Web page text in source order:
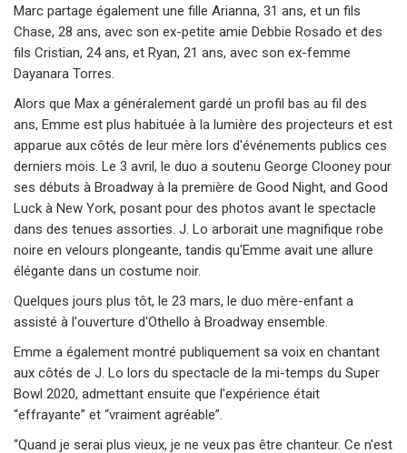
Marc partage également une fille Arianna, 31 ans, et un fils
Chase, 28 ans, avec son ex-petite amie Debbie Rosado et des
fils Cristian, 24 ans, et Ryan, 21 ans, avec son ex-femme
Dayanara Torres.
Alors que Max a généralement gardé un profil bas au fil des
ans, Emme est plus habituée à la lumière des projecteurs et est
apparue aux côtés de leur mère lors d'événements publics ces
derniers mois. Le 3 avril, le duo a soutenu George Clooney pour
ses débuts à Broadway à la première de Good Night, and Good
Luck à New York, posant pour des photos avant le spectacle
dans des tenues assorties. J. Lo arborait une magnifique robe
noire en velours plongeante, tandis qu'Emme avait une allure
élégante dans un costume noir.
Quelques jours plus tôt, le 23 mars, le duo mère-enfant a
assisté à l'ouverture d'Othello à Broadway ensemble.
Emme a également montré publiquement sa voix en chantant
aux côtés de J. Lo lors du spectacle de la mi-temps du Super
Bowl 2020, admettant ensuite que l'expérience était
“effrayante” et “vraiment agréable”.
“Quand je serai plus vieux, je ne veux pas être chanteur. Ce n'est